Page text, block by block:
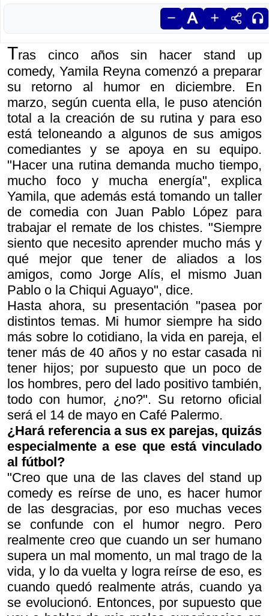
Tras cinco años sin hacer stand up
comedy, Yamila Reyna comenzó a preparar
su retorno al humor en diciembre. En
marzo, según cuenta ella, le puso atención
total a la creación de su rutina y para eso
está teloneando a algunos de sus amigos
comediantes y se apoya en su equipo.
"Hacer una rutina demanda mucho tiempo,
mucho foco y mucha energía", explica
Yamila, que además está tomando un taller
de comedia con Juan Pablo López para
trabajar el remate de los chistes. "Siempre
siento que necesito aprender mucho más y
qué mejor que tener de aliados a los
amigos, como Jorge Alís, el mismo Juan
Pablo o la Chiqui Aguayo", dice.
Hasta ahora, su presentación "pasea por
distintos temas. Mi humor siempre ha sido
más sobre lo cotidiano, la vida en pareja, el
tener más de 40 años y no estar casada ni
tener hijos; por supuesto que un poco de
los hombres, pero del lado positivo también,
todo con humor, ¿no?". Su retorno oficial
será el 14 de mayo en Café Palermo.
¿Hará referencia a sus ex parejas, quizás
especialmente a ese que está vinculado
al fútbol?
"Creo que una de las claves del stand up
comedy es reírse de uno, es hacer humor
de las desgracias, por eso muchas veces
se confunde con el humor negro. Pero
realmente creo que cuando un ser humano
supera un mal momento, un mal trago de la
vida, y lo da vuelta y logra reírse de eso, es
cuando quedó realmente atrás, cuando ya
se evolucionó. Entonces, por supuesto que